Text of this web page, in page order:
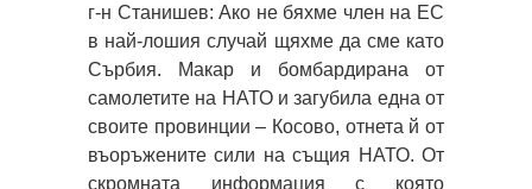
г-н Станишев: Ако не бяхме член на ЕС
в най-лошия случай щяхме да сме като
Сърбия. Макар и бомбардирана от
самолетите на НАТО и загубила една от
своите провинции – Косово, отнета й от
въоръжените сили на същия НАТО. От
скромната информация с която